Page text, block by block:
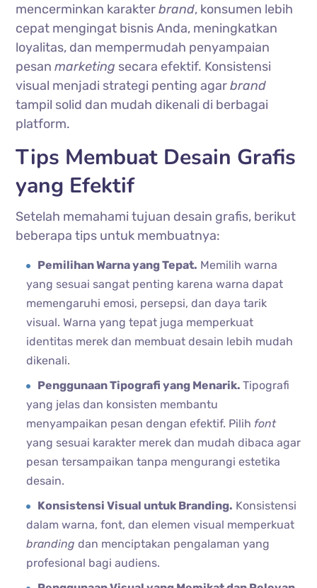
mencerminkan karakterbrand, konsumen lebih
cepat mengingat bisnis Anda, meningkatkan
loyalitas, dan mempermudah penyampaian
pesanmarketing secara efektif. Konsistensi
visual menjadi strategi penting agarbrand
tampil solid dan mudah dikenali di berbagai
platform.
Tips Membuat Desain Grafis
yang Efektif
Setelah memahami tujuan desain grafis, berikut
beberapa tips untuk membuatnya:
Pemilihan Warna yang Tepat. Memilih warna
yang sesuai sangat penting karena warna dapat
memengaruhi emosi, persepsi, dan daya tarik
visual. Warna yang tepat juga memperkuat
identitas merek dan membuat desain lebih mudah
dikenali.
Penggunaan Tipografi yang Menarik.Tipografi
yang jelas dan konsisten membantu
menyampaikan pesan dengan efektif. Pilih font
yang sesuai karakter merek dan mudah dibaca agar
pesan tersampaikan tanpa mengurangi estetika
desain.
Konsistensi Visual untuk Branding. Konsistensi
dalam warna, font, dan elemen visual memperkuat
branding dan menciptakan pengalaman yang
profesional bagi audiens.